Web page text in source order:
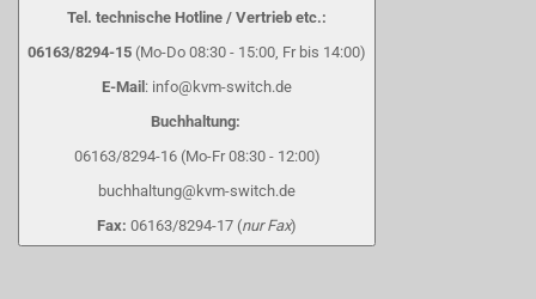
Tel. technische Hotline / Vertrieb etc.:
06163/8294-15 (Mo-Do 08:30 - 15:00, Fr bis 14:00)
E-Mail : info@kvm-switch.de
Buchhaltung:
06163/8294-16 (Mo-Fr 08:30 - 12:00)
buchhaltung@kvm-switch.de
Fax: 06163/8294-17 (nur Fax)